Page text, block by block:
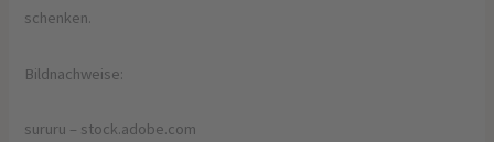
schenken.
Bildnachweise:
sururu – stock.adobe.com